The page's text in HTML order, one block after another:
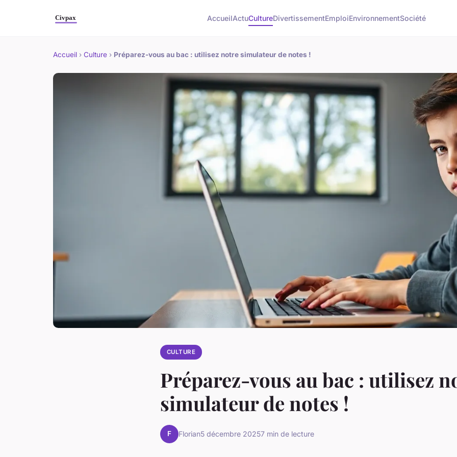
AccueilActuCultureDivertissementEmploiEnvironnementSociété
Accueil › Culture › Préparez-vous au bac : utilisez notre simulateur de notes !
CULTURE
Préparez-vous au bac : utilisez
simulateur de notes !
F Florian5 décembre 20257 min de lecture